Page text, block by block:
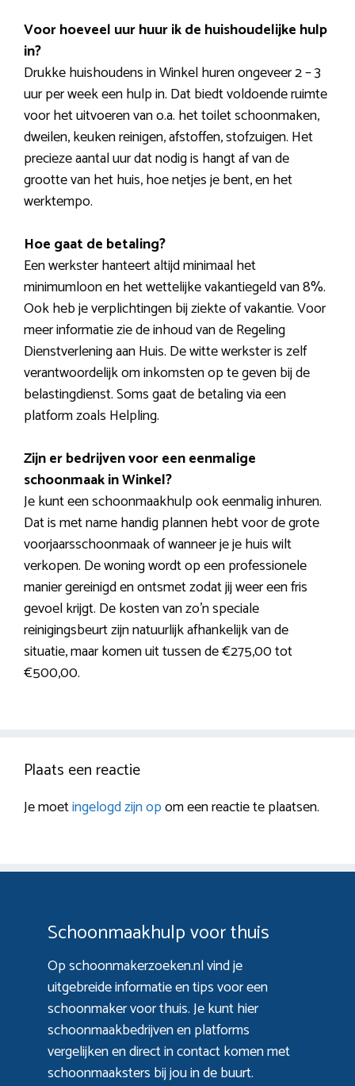
Voor hoeveel uur huur ik de huishoudelijke hulp
in?
Drukke huishoudens in Winkel huren ongeveer 2 – 3
uur per week een hulp in. Dat biedt voldoende ruimte
voor het uitvoeren van o.a. het toilet schoonmaken,
dweilen, keuken reinigen, afstoffen, stofzuigen. Het
precieze aantal uur dat nodig is hangt af van de
grootte van het huis, hoe netjes je bent, en het
werktempo.
Hoe gaat de betaling?
Een werkster hanteert altijd minimaal het
minimumloon en het wettelijke vakantiegeld van 8%.
Ook heb je verplichtingen bij ziekte of vakantie. Voor
meer informatie zie de inhoud van de Regeling
Dienstverlening aan Huis. De witte werkster is zelf
verantwoordelijk om inkomsten op te geven bij de
belastingdienst. Soms gaat de betaling via een
platform zoals Helpling.
Zijn er bedrijven voor een eenmalige
schoonmaak in Winkel?
Je kunt een schoonmaakhulp ook eenmalig inhuren.
Dat is met name handig plannen hebt voor de grote
voorjaarsschoonmaak of wanneer je je huis wilt
verkopen. De woning wordt op een professionele
manier gereinigd en ontsmet zodat jij weer een fris
gevoel krijgt. De kosten van zo’n speciale
reinigingsbeurt zijn natuurlijk afhankelijk van de
situatie, maar komen uit tussen de €275,00 tot
€500,00.
Plaats een reactie
Je moetingelogd zijn opom een reactie te plaatsen.
Schoonmaakhulp voor thuis
Op schoonmakerzoeken.nl vind je
uitgebreide informatie en tips voor een
schoonmaker voor thuis. Je kunt hier
schoonmaakbedrijven en platforms
vergelijken en direct in contact komen met
schoonmaaksters bij jou in de buurt.